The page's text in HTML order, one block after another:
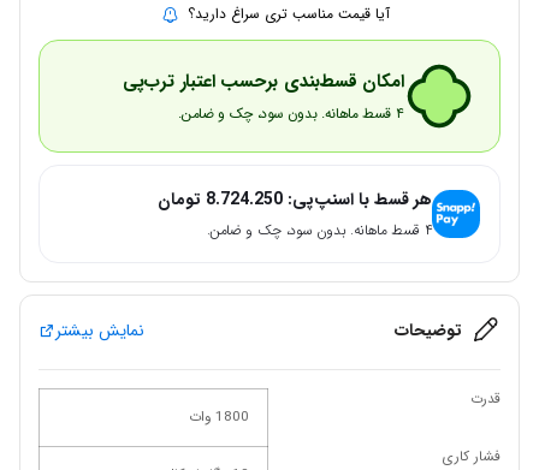
آیا قیمت مناسب تری سراغ دارید؟
امکان قسط‌بندی برحسب اعتبار ترب‌پی
۴ قسط ماهانه. بدون سود، چک و ضامن.
هر قسط با اسنپ‌پی: 8.724.250 تومان
۴ قسط ماهانه. بدون سود، چک و ضامن.
توضیحات نمایش بیشتر
قدرت
1800 وات
فشار کاری